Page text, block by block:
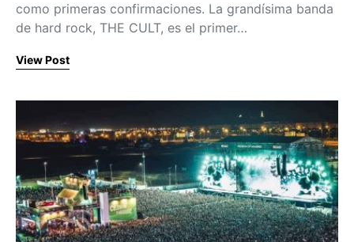
como primeras confirmaciones. La grandísima banda
de hard rock, THE CULT, es el primer…
View Post